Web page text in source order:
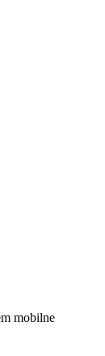
mobilne